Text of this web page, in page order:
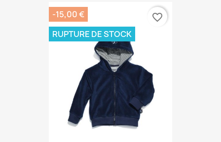
-15,00 €
RUPTURE DE STOCK
favorite_border